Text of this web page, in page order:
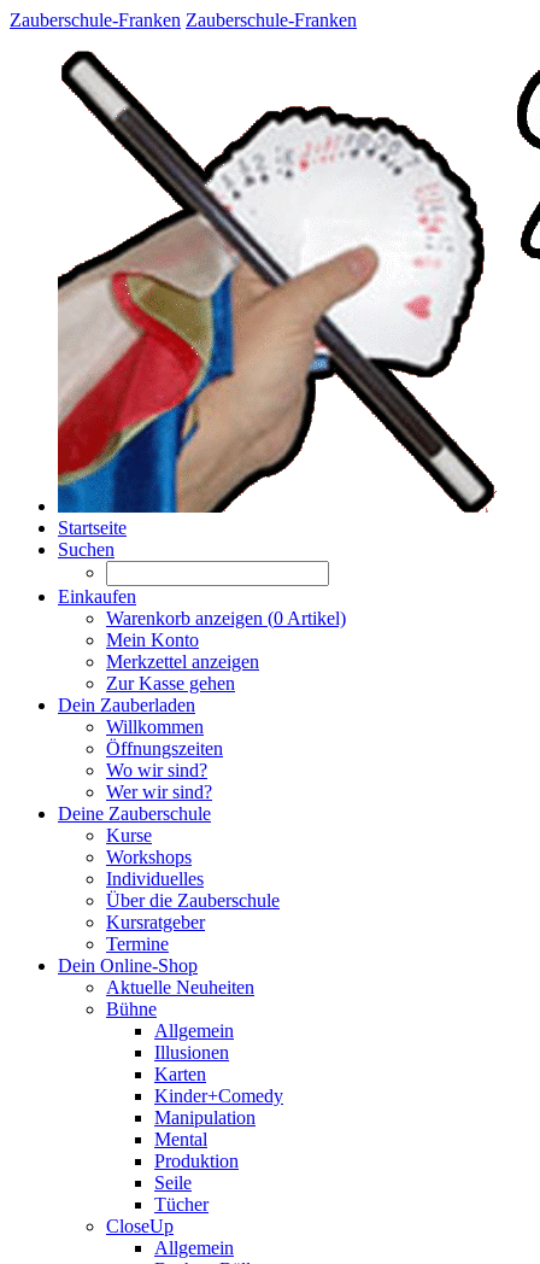
Zauberschule-Franken Zauberschule-Franken
Startseite
Suchen
Einkaufen
Warenkorb anzeigen (0 Artikel)
Mein Konto
Merkzettel anzeigen
Zur Kasse gehen
Dein Zauberladen
Willkommen
Öffnungszeiten
Wo wir sind?
Wer wir sind?
Deine Zauberschule
Kurse
Workshops
Individuelles
Über die Zauberschule
Kursratgeber
Termine
Dein Online-Shop
Aktuelle Neuheiten
Bühne
Allgemein
Illusionen
Karten
Kinder+Comedy
Manipulation
Mental
Produktion
Seile
Tücher
CloseUp
Allgemein